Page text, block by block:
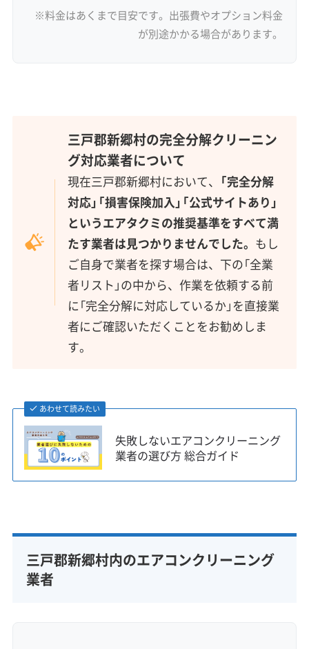
※料金はあくまで目安です。出張費やオプション料金
が別途かかる場合があります。
三戸郡新郷村の完全分解クリーニン
グ対応業者について
現在三戸郡新郷村において、 「完全分解
対応」「損害保険加入」「公式サイトあり」
というエアタクミの推奨基準をすべて満
たす業者は見つかりませんでした。 もし
ご自身で業者を探す場合は、下の「全業
者リスト」の中から、作業を依頼する前
に「完全分解に対応しているか」を直接業
者にご確認いただくことをお勧めしま
す。
あわせて読みたい
失敗しないエアコンクリーニング
業者の選び方 総合ガイド
三戸郡新郷村内のエアコンクリーニング
業者